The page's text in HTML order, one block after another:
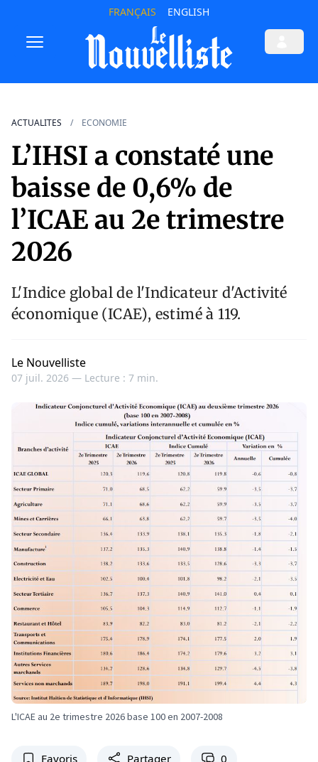
FRANÇAIS ENGLISH
ACTUALITES ECONOMIE
L’IHSI a constaté une
baisse de 0,6% de
l’ICAE au 2e trimestre
2026
L'Indice global de l'Indicateur d'Activité
économique (ICAE), estimé à 119.
Le Nouvelliste
07 juil. 2026 — Lecture : 7 min.
L'ICAE au 2e trimestre 2026 base 100 en 2007-2008
Favoris Partager 0